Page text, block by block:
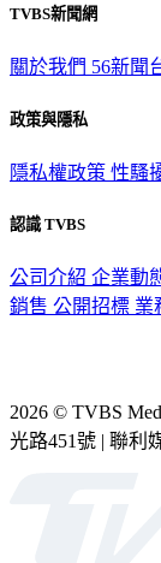
TVBS新聞網
關於我們 56新聞
政策與隱私
隱私權政策 性騷
認識 TVBS
公司介紹 企業動
銷售 公開招標 業
2026 © TVBS
光路451號 | 聯利